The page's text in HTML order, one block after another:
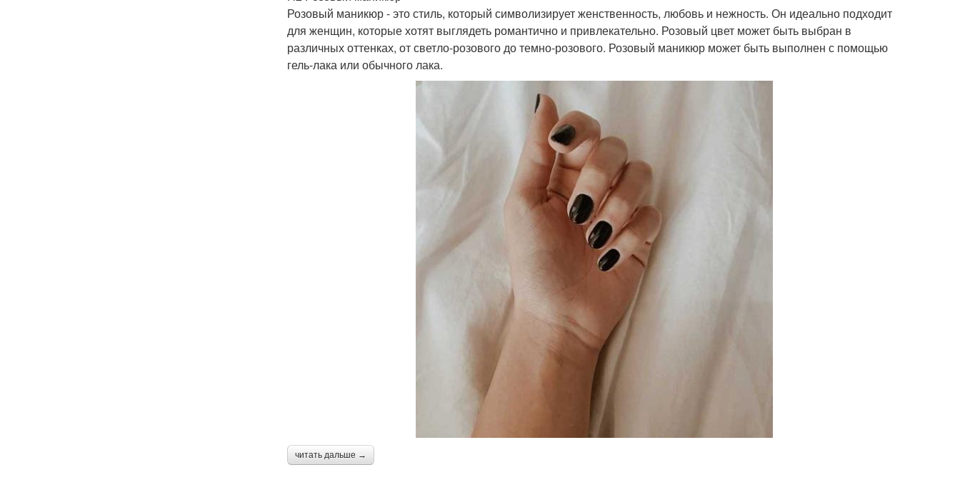
Розовый маникюр - это стиль, который символизирует женственность, любовь и нежность. Он идеально подходит
для женщин, которые хотят выглядеть романтично и привлекательно. Розовый цвет может быть выбран в
различных оттенках, от светло-розового до темно-розового. Розовый маникюр может быть выполнен с помощью
гель-лака или обычного лака.
читать дальше →